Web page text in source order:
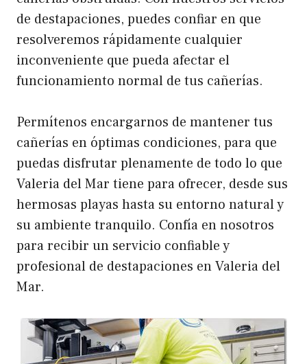
de destapaciones, puedes confiar en que
resolveremos rápidamente cualquier
inconveniente que pueda afectar el
funcionamiento normal de tus cañerías.
Permítenos encargarnos de mantener tus
cañerías en óptimas condiciones, para que
puedas disfrutar plenamente de todo lo que
Valeria del Mar tiene para ofrecer, desde sus
hermosas playas hasta su entorno natural y
su ambiente tranquilo. Confía en nosotros
para recibir un servicio confiable y
profesional de destapaciones en Valeria del
Mar.